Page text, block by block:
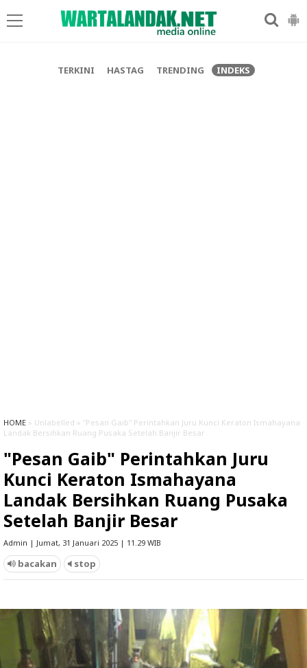
TERKINI HASTAG TRENDING INDEKS
HOME » Unlabelled » "Pesan Gaib" Perintahkan Juru Kunci Keraton Ismahayana
Landak Bersihkan Ruang Pusaka Setelah Banjir Besar
"Pesan Gaib" Perintahkan Juru
Kunci Keraton Ismahayana
Landak Bersihkan Ruang Pusaka
Setelah Banjir Besar
Admin | Jumat, 31 Januari 2025 | 11.29 WIB
bacakan stop